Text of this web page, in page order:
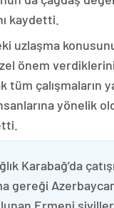
kaydetti.
uzlaşma
önem
tüm çalışmaların
yönelik
Karabağ’da
gereği